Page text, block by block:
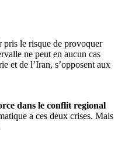
pris le risque de provoquer
ne peut en aucun cas
et de l’Iran, s’opposent aux
dans le conflit regional
a ces deux crises. Mais